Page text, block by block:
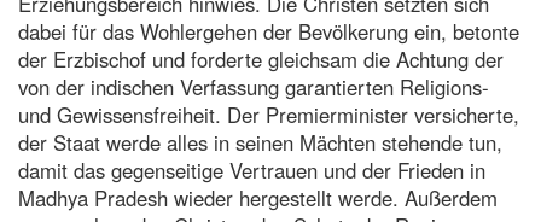
dabei für das Wohlergehen der Bevölkerung ein, betonte
der Erzbischof und forderte gleichsam die Achtung der
von der indischen Verfassung garantierten Religions-
und Gewissensfreiheit. Der Premierminister versicherte,
der Staat werde alles in seinen Mächten stehende tun,
damit das gegenseitige Vertrauen und der Frieden in
Madhya Pradesh wieder hergestellt werde. Außerdem